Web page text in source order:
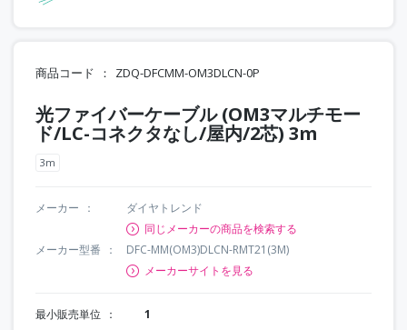
商品コード ZDQ-DFCMM-OM3DLCN-0P
光ファイバーケーブル (OM3マルチモー
ド/LC-コネクタなし/屋内/2芯) 3m
3m
メーカー
ダイヤトレンド
同じメーカーの商品を検索する
メーカー型番
DFC-MM(OM3)DLCN-RMT21(3M)
メーカーサイトを見る
最小販売単位 1